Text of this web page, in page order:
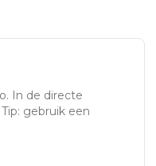
In de directe
gebruik een